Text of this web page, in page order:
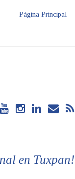
Página Principal
en Tuxpan!